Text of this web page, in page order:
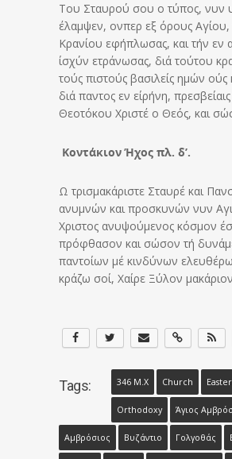
Του Σταυρού σου ο τύπος, νυν
έλαμψεν, ονπερ εξ όρους
Κρανίου εφήπλωσας, και τήν εν
ίσχύν ετράνωσας, διά τούτου
τούς πιστούς βασιλείς ημών ούς
διά παντος εν είρήνη,
Θεοτόκου Χριστέ ο Θεός, και
Κοντάκιον Ήχος πλ. δ’.
Ω τρισμακάριστε Σταυρέ και
ανυμνών και προσκυνών νυν
Χριστος ανυψούμενος κόσμον
πρόφθασον και σώσον τή
παντοίων μέ κινδύνων
κράζω σοί, Χαίρε Ξύλον
Tags: 346 Μ.Χ Church
Orthodoxy Άγιος
Αμβρόσιος Βυζάντιο Γολγοθάς